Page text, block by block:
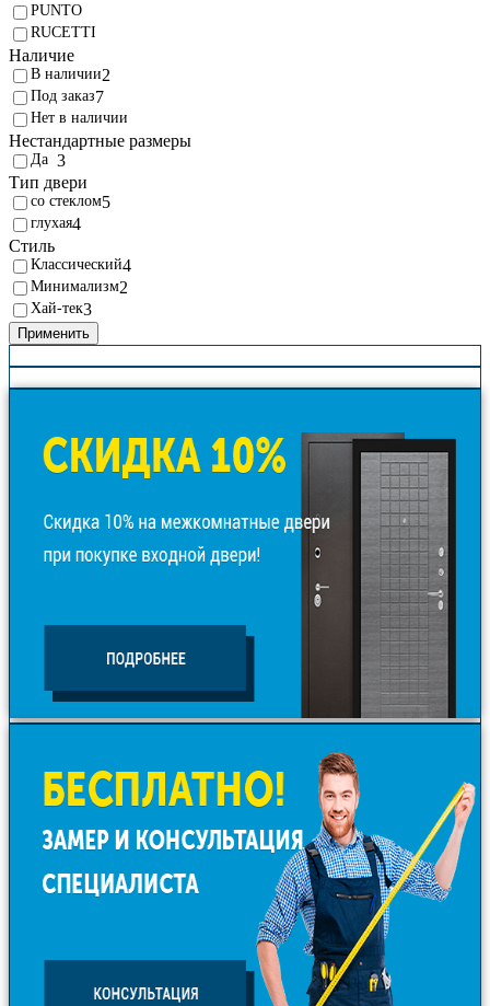
PUNTO
RUCETTI
Наличие
В наличии2
Под заказ7
Нет в наличии
Нестандартные размеры
3
Тип двери
со стеклом5
глухая4
Стиль
Классический4
Минимализм2
Хай-тек3
Применить